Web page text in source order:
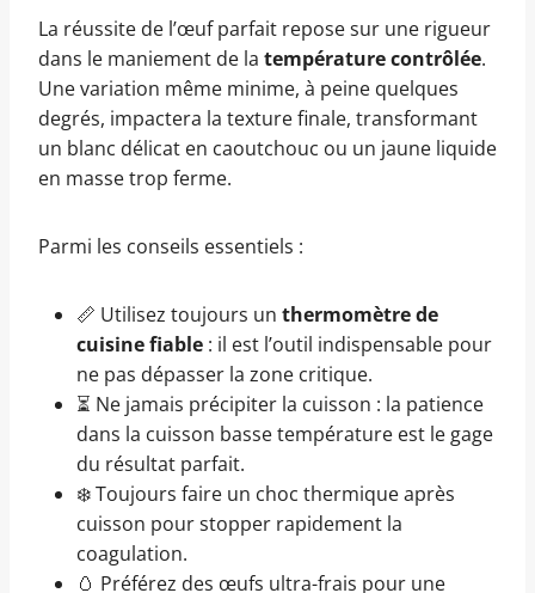
La réussite de l’œuf parfait repose sur une rigueur
dans le maniement de la température contrôlée.
Une variation même minime, à peine quelques
degrés, impactera la texture finale, transformant
un blanc délicat en caoutchouc ou un jaune liquide
en masse trop ferme.
Parmi les conseils essentiels :
📏 Utilisez toujours un thermomètre de
cuisine fiable : il est l’outil indispensable pour
ne pas dépasser la zone critique.
⏳ Ne jamais précipiter la cuisson : la patience
dans la cuisson basse température est le gage
du résultat parfait.
❄️ Toujours faire un choc thermique après
cuisson pour stopper rapidement la
coagulation.
🥚 Préférez des œufs ultra-frais pour une